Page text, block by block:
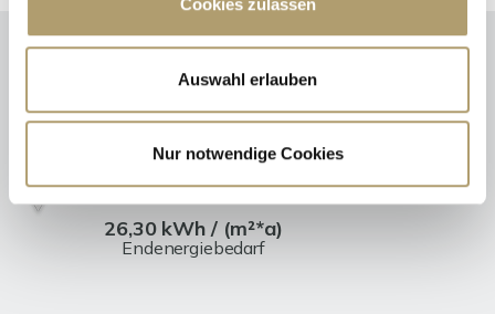
Cookies zulassen
Auswahl erlauben
Nur notwendige Cookies
26,30 kWh / (m²*a)
Endenergiebedarf